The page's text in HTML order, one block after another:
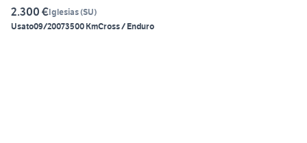
2.300 €Iglesias(SU)
Usato09/20073500 KmCross / Enduro